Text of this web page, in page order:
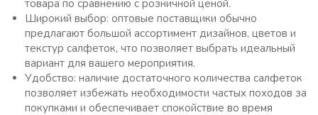
товара по сравнению с розничной ценой.
Широкий выбор: оптовые поставщики обычно
предлагают большой ассортимент дизайнов, цветов и
текстур салфеток, что позволяет выбрать идеальный
вариант для вашего мероприятия.
Удобство: наличие достаточного количества салфеток
позволяет избежать необходимости частых походов за
покупками и обеспечивает спокойствие во время